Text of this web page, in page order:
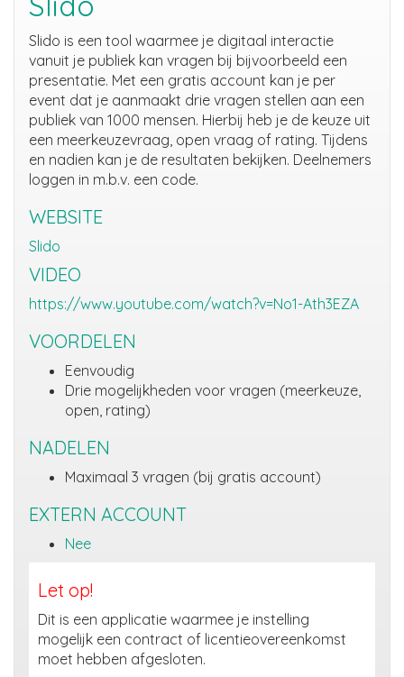
Slido is een tool waarmee je digitaal interactie
vanuit je publiek kan vragen bij bijvoorbeeld een
presentatie. Met een gratis account kan je per
event dat je aanmaakt drie vragen stellen aan een
publiek van 1000 mensen. Hierbij heb je de keuze uit
een meerkeuzevraag, open vraag of rating. Tijdens
en nadien kan je de resultaten bekijken. Deelnemers
loggen in m.b.v. een code.
WEBSITE
Slido
VIDEO
https://www.youtube.com/watch?v=No1-Ath3EZA
VOORDELEN
Eenvoudig
Drie mogelijkheden voor vragen (meerkeuze,
open, rating)
NADELEN
Maximaal 3 vragen (bij gratis account)
EXTERN ACCOUNT
Nee
Let op!
Dit is een applicatie waarmee je instelling
mogelijk een contract of licentieovereenkomst
moet hebben afgesloten.